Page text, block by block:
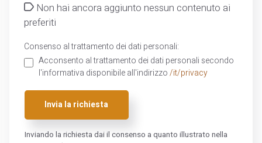
Non hai ancora aggiunto nessun contenuto ai
preferiti
Consenso al trattamento dei dati personali:
Acconsento al trattamento dei dati personali secondo
l'informativa disponibile all'indirizzo /it/privacy
Invia la richiesta
Inviando la richiesta dai il consenso a quanto illustrato nella